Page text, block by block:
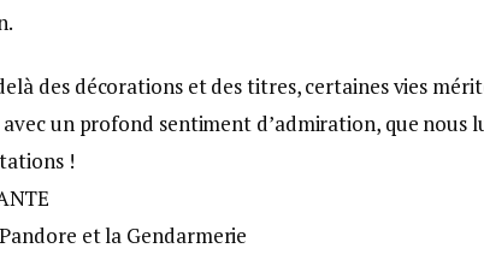
des décorations et des titres, certaines vies
avec un profond sentiment d’admiration, que nous
!
et la Gendarmerie